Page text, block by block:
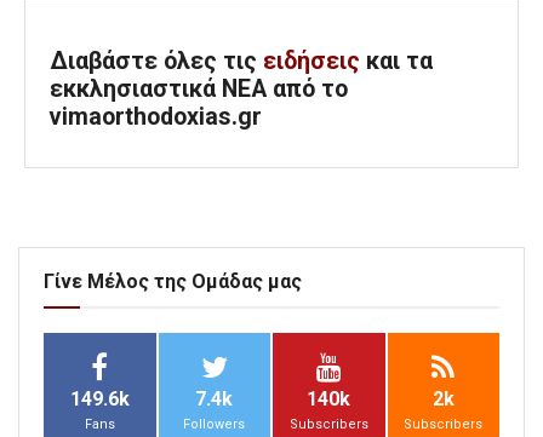
Διαβάστε όλες τις ειδήσεις και τα
εκκλησιαστικά ΝΕΑ από το
vimaorthodoxias.gr
Γίνε Μέλος της Ομάδας μας
149.6k
Fans
7.4k
Followers
140k
Subscribers
2k
Subscribers